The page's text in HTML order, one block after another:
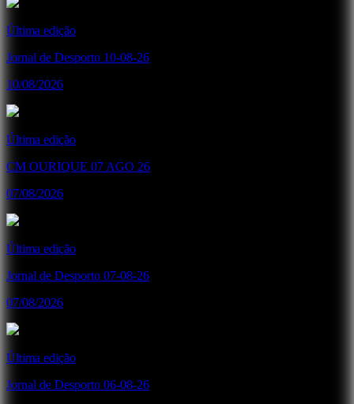
Última edição
Jornal de Desporto 10-08-26
10/08/2026
Última edição
CM OURIQUE 07 AGO 26
07/08/2026
Última edição
Jornal de Desporto 07-08-26
07/08/2026
Última edição
Jornal de Desporto 06-08-26